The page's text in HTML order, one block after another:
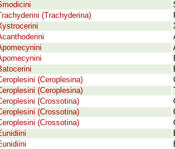
Trachyderini (Trachyderina)
(Ceroplesina)
(Ceroplesina)
(Crossotina)
(Crossotina)
(Crossotina)